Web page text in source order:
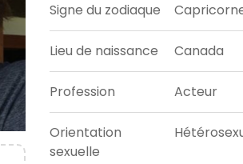
Signe du zodiaque
Lieu de naissance Canada
Profession Acteur
Orientation
sexuelle